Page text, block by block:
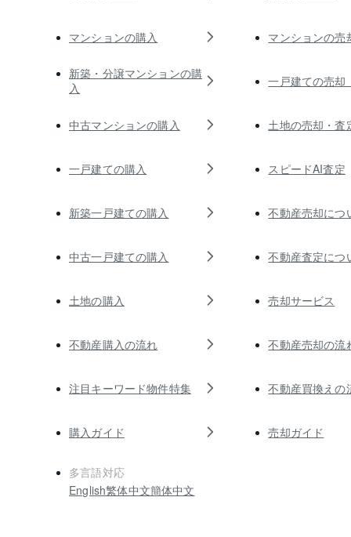
マンションの購入
新築・分譲マンションの購
入
中古マンションの購入
一戸建ての購入
新築一戸建ての購入
中古一戸建ての購入
土地の購入
不動産購入の流れ
注目キーワード物件特集
購入ガイド
多言語対応
English繁体中文簡体中文
マンションの売
一戸建ての売却
土地の売却・査
スピードAI査定
不動産売却につ
不動産査定につ
売却サービス
不動産売却の流
不動産買換えの
売却ガイド